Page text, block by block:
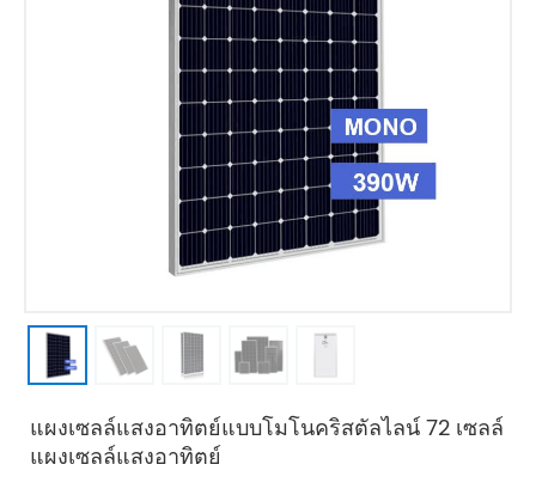
แผงเซลล์แสงอาทิตย์แบบโมโนคริสตัลไลน์ 72 เซลล์
แผงเซลล์แสงอาทิตย์